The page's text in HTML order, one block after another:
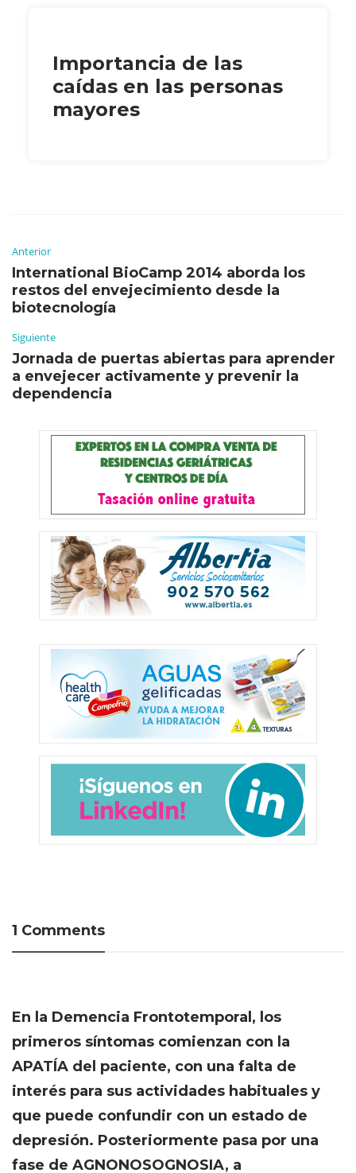
Importancia de las
caídas en las personas
mayores
Anterior
International BioCamp 2014 aborda los
restos del envejecimiento desde la
biotecnología
Siguiente
Jornada de puertas abiertas para aprender
a envejecer activamente y prevenir la
dependencia
1 Comments
En la Demencia Frontotemporal, los
primeros síntomas comienzan con la
APATÍA del paciente, con una falta de
interés para sus actividades habituales y
que puede confundir con un estado de
depresión. Posteriormente pasa por una
fase de AGNONOSOGNOSIA, a